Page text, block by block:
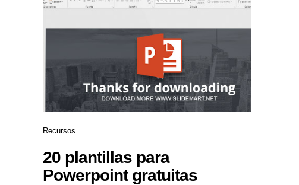
Recursos
20 plantillas para
Powerpoint gratuitas